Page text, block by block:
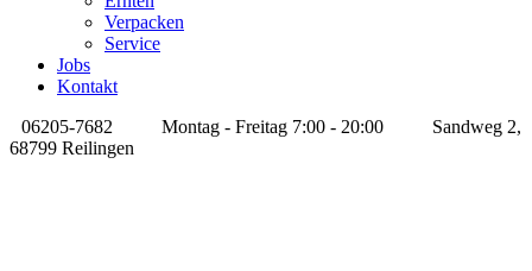
Verpacken
Service
Jobs
Kontakt
06205-7682
Montag - Freitag 7:00 - 20:00
Sandweg 2,
68799 Reilingen